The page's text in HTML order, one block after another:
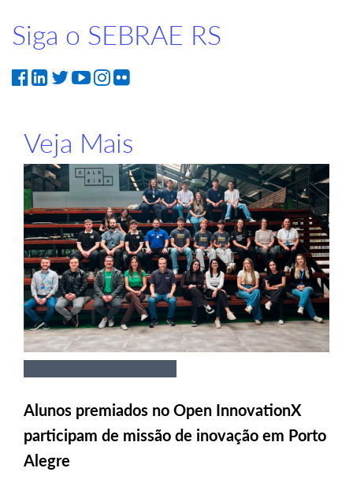
Siga o SEBRAE RS
Veja Mais
Alunos premiados no Open InnovationX
participam de missão de inovação em Porto
Alegre